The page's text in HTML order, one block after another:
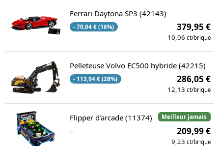
Ferrari Daytona SP3 (42143)
- 70,04 € (16%) 379,95 €
10,06 ct/brique
Pelleteuse Volvo EC500 hybride (42215)
- 113,94 € (28%) 286,05 €
12,13 ct/brique
Meilleur jamais
Flipper d’arcade (11374)
--
209,99 €
9,23 ct/brique